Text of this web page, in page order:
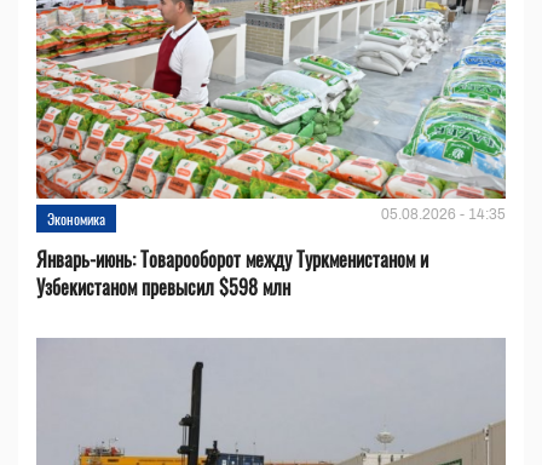
Экономика 05.08.2026 - 14:35
Январь-июнь: Товарооборот между Туркменистаном и
Узбекистаном превысил $598 млн